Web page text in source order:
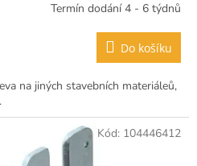
Termín dodání 4 - 6 týdnů
Do košíku
na jiných stavebních materiáleů,
Kód: 104446412